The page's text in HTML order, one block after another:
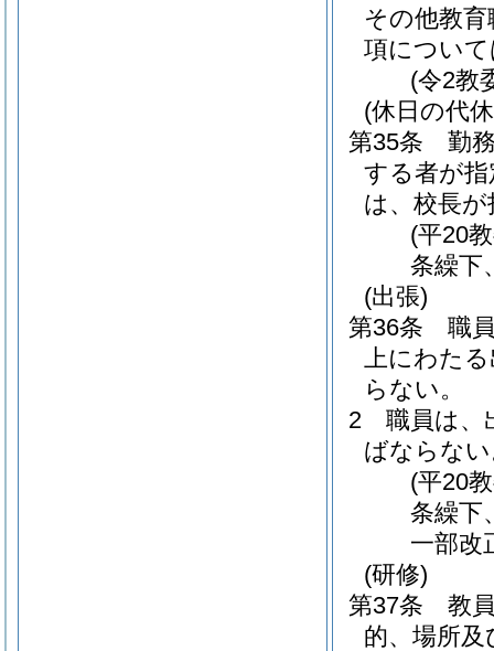
その他教
項につい
(令2教
(休日の代
第35条
勤
する者が
は、校長
(平20
条繰下
(出張)
第36条
職
上にわた
らない。
2
職員は、
ばならな
(平20
条繰下
一部改
(研修)
第37条
教
的、場所